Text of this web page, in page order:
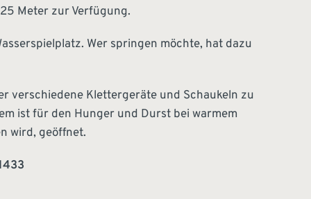
Meter zur Verfügung.
Wer springen möchte, hat dazu
verschiedene Klettergeräte und Schaukeln zu
ist für den Hunger und Durst bei warmem
wird, geöffnet.